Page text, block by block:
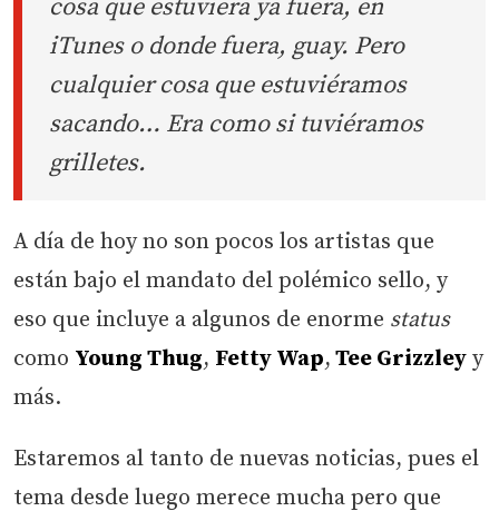
cosa que estuviera ya fuera, en
iTunes o donde fuera, guay. Pero
cualquier cosa que estuviéramos
sacando… Era como si tuviéramos
grilletes.
A día de hoy no son pocos los artistas que
están bajo el mandato del polémico sello, y
eso que incluye a algunos de enorme status
como Young Thug, Fetty Wap, Tee Grizzley y
más.
Estaremos al tanto de nuevas noticias, pues el
tema desde luego merece mucha pero que